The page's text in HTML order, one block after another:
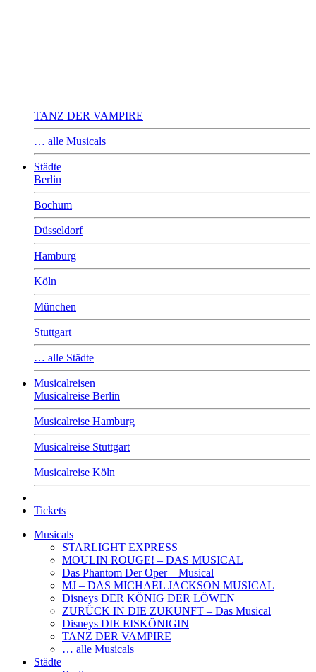
TANZ DER VAMPIRE
… alle Musicals
Städte
Berlin
Bochum
Düsseldorf
Hamburg
Köln
München
Stuttgart
… alle Städte
Musicalreisen
Musicalreise Berlin
Musicalreise Hamburg
Musicalreise Stuttgart
Musicalreise Köln
Tickets
Musicals
STARLIGHT EXPRESS
MOULIN ROUGE! – DAS MUSICAL
Das Phantom Der Oper – Musical
MJ – DAS MICHAEL JACKSON MUSICAL
Disneys DER KÖNIG DER LÖWEN
ZURÜCK IN DIE ZUKUNFT – Das Musical
Disneys DIE EISKÖNIGIN
TANZ DER VAMPIRE
… alle Musicals
Städte